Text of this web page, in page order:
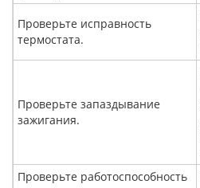
Проверьте исправность
термостата.
Проверьте запаздывание
зажигания.
Проверьте работоспособность